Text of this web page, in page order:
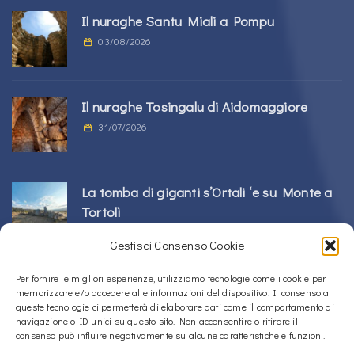
Gestisci Consenso Cookie
Per fornire le migliori esperienze, utilizziamo tecnologie come i cookie per
memorizzare e/o accedere alle informazioni del dispositivo. Il consenso a
queste tecnologie ci permetterà di elaborare dati come il comportamento di
navigazione o ID unici su questo sito. Non acconsentire o ritirare il
consenso può influire negativamente su alcune caratteristiche e funzioni.
Il nuraghe Santu Miali a Pompu
03/08/2026
Il nuraghe Tosingalu di Aidomaggiore
31/07/2026
La tomba di giganti s’Ortali ‘e su Monte a
Tortolì
Il nuraghe Perdu Cossu a Norbello
16/07/2026